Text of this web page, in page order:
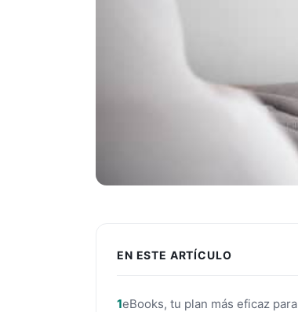
EN ESTE ARTÍCULO
eBooks, tu plan más eficaz para